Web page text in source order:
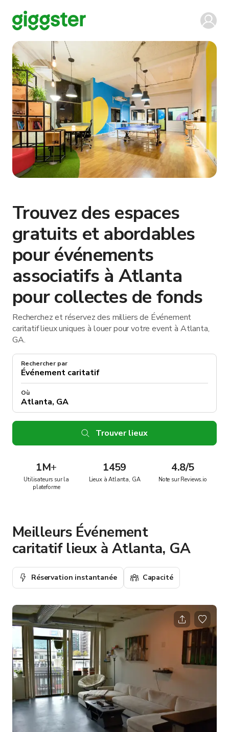
Trouvez des espaces
gratuits et abordables
pour événements
associatifs à Atlanta
pour collectes de fonds
Recherchez et réservez des milliers de Événement
caritatif lieux uniques à louer pour votre event à Atlanta,
GA.
Rechercher par
Où
Trouver lieux
1M+
Utilisateurs sur la
plateforme
1459
Lieux à Atlanta, GA
4.8/5
Note sur Reviews.io
Meilleurs Événement
caritatif lieux à Atlanta, GA
Réservation instantanée Capacité